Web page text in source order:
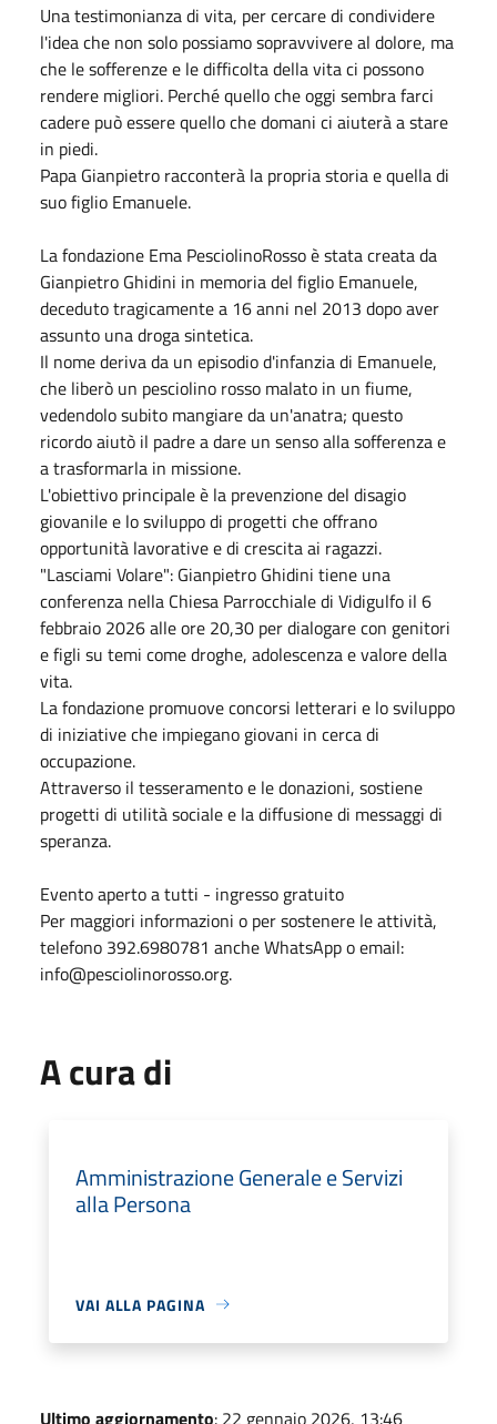
Una testimonianza di vita, per cercare di condividere
l'idea che non solo possiamo sopravvivere al dolore, ma
che le sofferenze e le difficolta della vita ci possono
rendere migliori. Perché quello che oggi sembra farci
cadere può essere quello che domani ci aiuterà a stare
in piedi.
Papa Gianpietro racconterà la propria storia e quella di
suo figlio Emanuele.
La fondazione Ema PesciolinoRosso è stata creata da
Gianpietro Ghidini in memoria del figlio Emanuele,
deceduto tragicamente a 16 anni nel 2013 dopo aver
assunto una droga sintetica.
Il nome deriva da un episodio d'infanzia di Emanuele,
che liberò un pesciolino rosso malato in un fiume,
vedendolo subito mangiare da un'anatra; questo
ricordo aiutò il padre a dare un senso alla sofferenza e
a trasformarla in missione.
L'obiettivo principale è la prevenzione del disagio
giovanile e lo sviluppo di progetti che offrano
opportunità lavorative e di crescita ai ragazzi.
"Lasciami Volare": Gianpietro Ghidini tiene una
conferenza nella Chiesa Parrocchiale di Vidigulfo il 6
febbraio 2026 alle ore 20,30 per dialogare con genitori
e figli su temi come droghe, adolescenza e valore della
vita.
La fondazione promuove concorsi letterari e lo sviluppo
di iniziative che impiegano giovani in cerca di
occupazione.
Attraverso il tesseramento e le donazioni, sostiene
progetti di utilità sociale e la diffusione di messaggi di
speranza.
Evento aperto a tutti - ingresso gratuito
Per maggiori informazioni o per sostenere le attività,
telefono 392.6980781 anche WhatsApp o email:
info@pesciolinorosso.org.
A cura di
Amministrazione Generale e Servizi
alla Persona
VAI ALLA PAGINA
Ultimo aggiornamento: 22 gennaio 2026, 13:46